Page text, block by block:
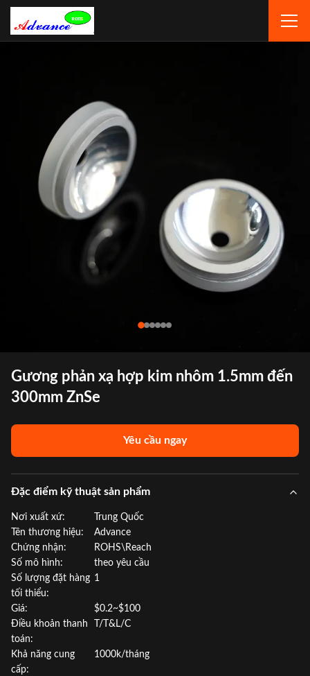
Gương phản xạ hợp kim nhôm 1.5mm đến
300mm ZnSe
Yêu cầu ngay
Đặc điểm kỹ thuật sản phẩm
Nơi xuất xứ:
Trung Quốc
Tên thương hiệu:
Advance
Chứng nhận:
ROHS\Reach
Số mô hình:
theo yêu cầu
Số lượng đặt hàng
tối thiểu:
1
Giá:
$0.2~$100
Điều khoản thanh
toán:
T/T&L/C
Khả năng cung
cấp:
1000k/tháng